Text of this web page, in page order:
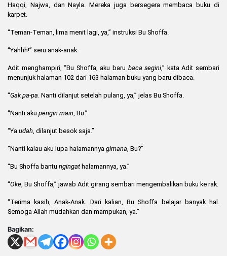
Haqqi, Najwa, dan Nayla. Mereka juga bersegera membaca buku di
karpet.
“Teman-Teman, lima menit lagi, ya,” instruksi Bu Shoffa.
“Yahhh!” seru anak-anak.
Adit menghampiri, “Bu Shoffa, aku baru baca segini,” kata Adit sembari
menunjuk halaman 102 dari 163 halaman buku yang baru dibaca.
“Gak pa-pa . Nanti dilanjut setelah pulang, ya,” jelas Bu Shoffa.
“Nanti aku pengin main , Bu.”
“Ya udah , dilanjut besok saja.”
“Nanti kalau aku lupa halamannya gimana , Bu?”
“Bu Shoffa bantu ngingat halamannya, ya.”
“Oke , Bu Shoffa,” jawab Adit girang sembari mengembalikan buku ke rak.
“Terima kasih, Anak-Anak. Dari kalian, Bu Shoffa belajar banyak hal.
Semoga Allah mudahkan dan mampukan, ya.”
Bagikan: